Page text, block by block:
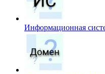
Информационная